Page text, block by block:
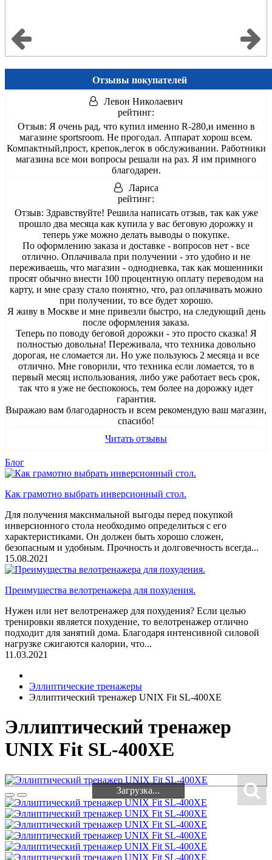
Отзывы покупателей
Левон Николаевич
рейтинг:
Отзыв: Я очень рад, что купил именно R-280,и именно в
магазине sportsroom. Не прогодал. Аппарат хорош всем.
Компактный,прост, крепок,легок в обслуживании. Работники
магазина все мои вопросы решали на раз. Я им примного
благодарен.
Лариса
рейтинг:
Отзыв: Здравствуйте! Решила написать отзыв, так как уже
прошло два месяца как купила у вас беговую дорожку и
теперь уже можно делать выводы о покупке.
По оформлению заказа и доставке - вопросов нет - все
отлично. Оплачивала при получении - это удобно и не
переживаешь, что магазин - однодневка, так как мошенники
просят обычно внести 100 процентную оплату переводом на
карту, и мне сразу стало понятно, что, раз оплачивать можно
при получении, то все будет хорошо.
Я живу в Москве и мне привезли быстро, на следующий день
после оформления заказа.
Теперь по поводу беговой дорожки - это просто сказка! Я
полностью довольна! Переживала, что техника довольно
дорогая, не сломается ли. Но уже пользуюсь 2 месяца и все
отлично. Мне говорили, что техника если ломается, то в
первый месяц использования, либо уже работает весь срок,
так что я уже не беспокоюсь, тем более на дорожку идет
гарантия.
Выражаю вам благодарность и всем рекомендую ваш магазин,
спасибо!
Читать отзывы
Блог
Как грамотно выбрать инверсионный стол.
Для получения максимальной выгоды перед покупкой
инверсионного стола необходимо определиться с его
характеристиками. Он должен быть хорошо сложен,
безопасным и удобным. Прочность и долговечность всегда...
15.08.2021
Преимущества велотренажера для похудения.
Нужен или нет велотренажер для похудения? Если целью
тренировки является похудение, то велотренажер отлично
подходит для занятий дома. Благодаря интенсивной силовой
нагрузке сжигаются калории, что...
11.03.2021
Эллиптические тренажеры
Эллиптический тренажер UNIX Fit SL-400XE
Эллиптический тренажер
UNIX Fit SL-400XE
Загрузка...
Загрузка...